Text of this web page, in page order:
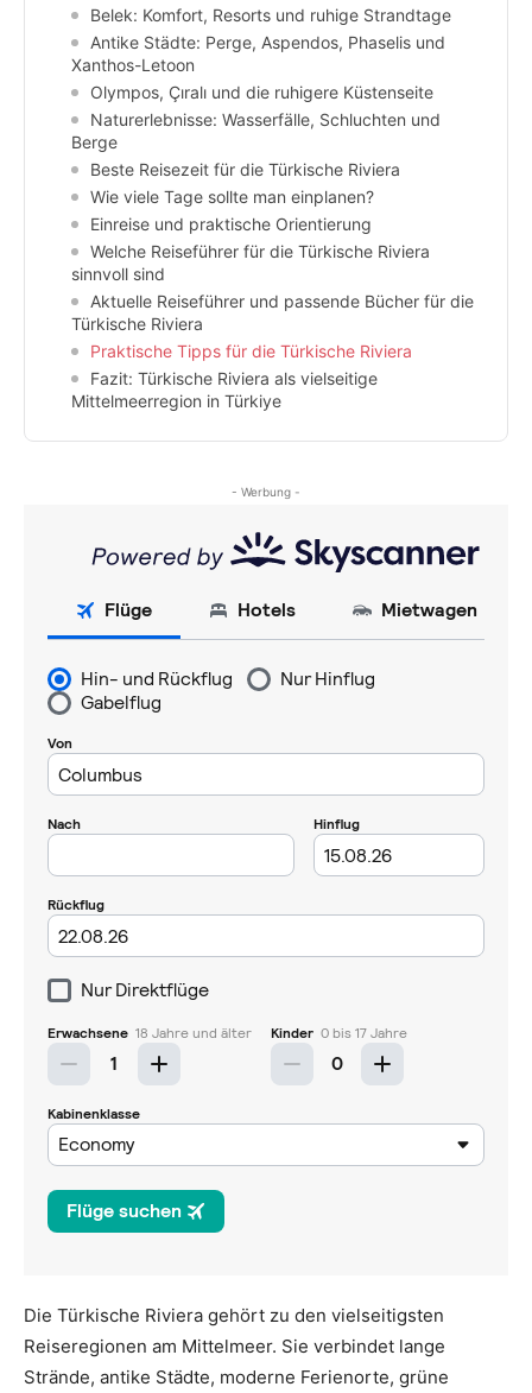
Belek: Komfort, Resorts und ruhige Strandtage
Antike Städte: Perge, Aspendos, Phaselis und
Xanthos-Letoon
Olympos, Çıralı und die ruhigere Küstenseite
Naturerlebnisse: Wasserfälle, Schluchten und
Berge
Beste Reisezeit für die Türkische Riviera
Wie viele Tage sollte man einplanen?
Einreise und praktische Orientierung
Welche Reiseführer für die Türkische Riviera
sinnvoll sind
Aktuelle Reiseführer und passende Bücher für die
Türkische Riviera
Praktische Tipps für die Türkische Riviera
Fazit: Türkische Riviera als vielseitige
Mittelmeerregion in Türkiye
- Werbung -
Die Türkische Riviera gehört zu den vielseitigsten
Reiseregionen am Mittelmeer. Sie verbindet lange
Strände, antike Städte, moderne Ferienorte, grüne